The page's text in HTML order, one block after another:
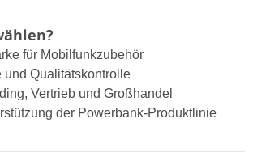
für Mobilfunkzubehör
und Qualitätskontrolle
Vertrieb und Großhandel
der Powerbank-Produktlinie